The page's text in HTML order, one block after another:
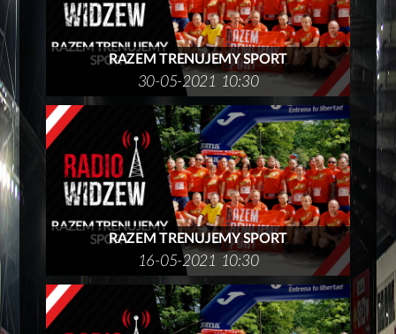
RAZEM TRENUJEMY SPORT
30-05-2021 10:30
RAZEM TRENUJEMY SPORT
16-05-2021 10:30